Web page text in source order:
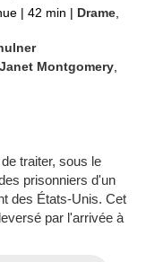
| 42 min | Drame
Janet Montgomery
traiter, sous le
prisonniers d'un
des États-Unis. Cet
par l'arrivée à